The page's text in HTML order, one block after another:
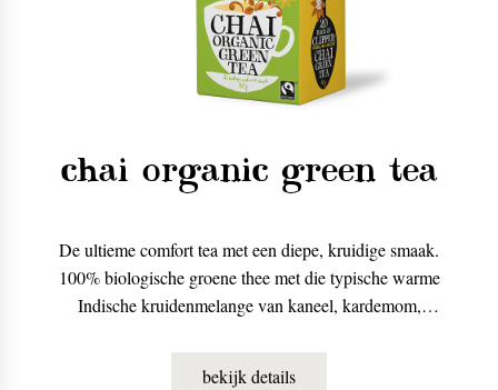
chai organic green tea
De ultieme comfort tea met een diepe, kruidige smaak.
100% biologische groene thee met die typische warme
Indische kruidenmelange van kaneel, kardemom,
bekijk details